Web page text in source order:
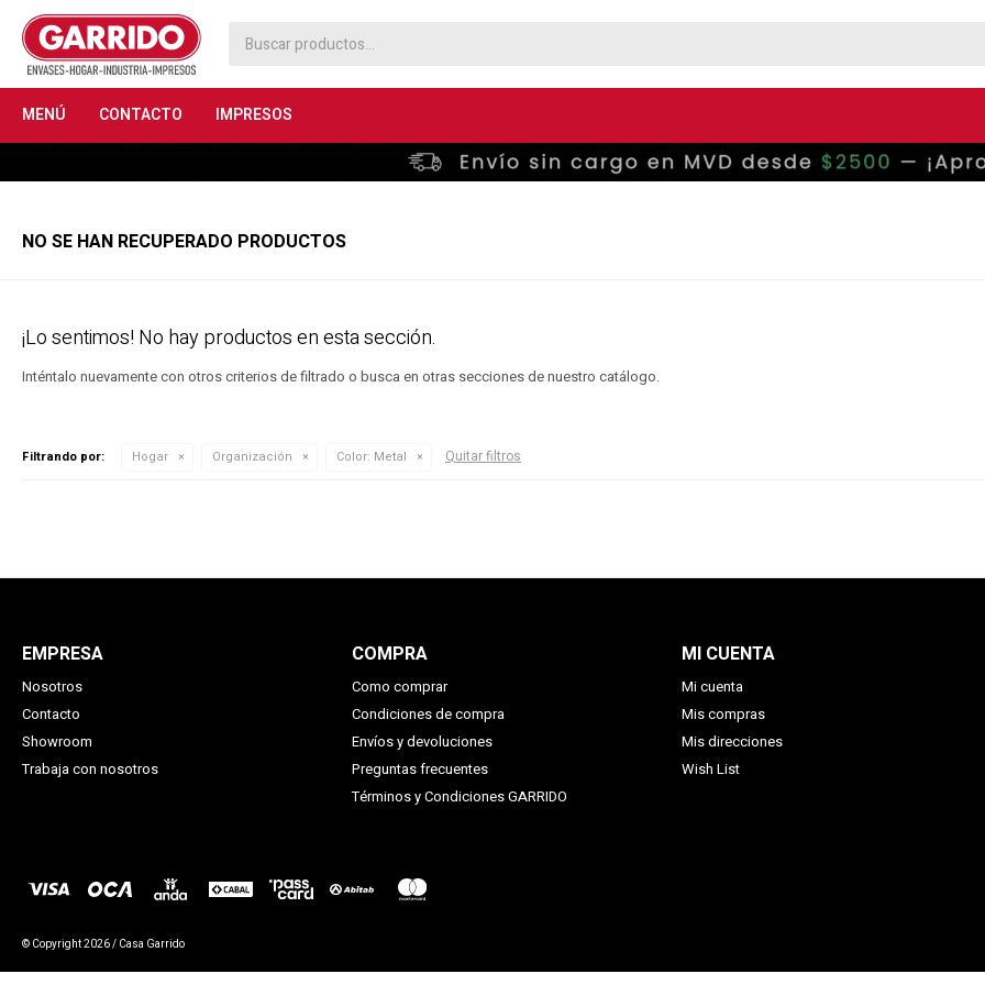
MENÚ CONTACTO IMPRESOS
NO SE HAN RECUPERADO PRODUCTOS
¡Lo sentimos! No hay productos en esta sección.
Inténtalo nuevamente con otros criterios de filtrado o busca en otras secciones de nuestro catálogo.
Filtrando por: Hogar Organización Color: Metal Quitar filtros
EMPRESA
Nosotros
Contacto
Showroom
Trabaja con nosotros
COMPRA
Como comprar
Condiciones de compra
Envíos y devoluciones
Preguntas frecuentes
Términos y Condiciones GARRIDO
MI CUENTA
Mi cuenta
Mis compras
Mis direcciones
Wish List
© Copyright 2026 / Casa Garrido